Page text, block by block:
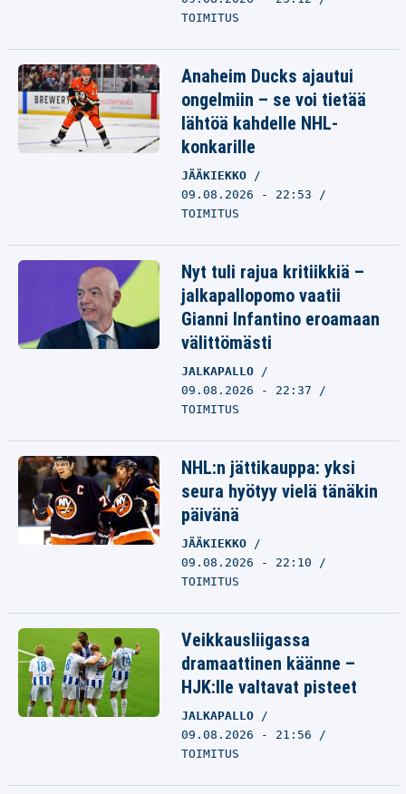
TOIMITUS
Anaheim Ducks ajautui
ongelmiin – se voi tietää
lähtöä kahdelle NHL-
konkarille
JÄÄKIEKKO
09.08.2026 - 22:53
TOIMITUS
Nyt tuli rajua kritiikkiä –
jalkapallopomo vaatii
Gianni Infantino eroamaan
välittömästi
JALKAPALLO
09.08.2026 - 22:37
TOIMITUS
NHL:n jättikauppa: yksi
seura hyötyy vielä tänäkin
päivänä
JÄÄKIEKKO
09.08.2026 - 22:10
TOIMITUS
Veikkausliigassa
dramaattinen käänne –
HJK:lle valtavat pisteet
JALKAPALLO
09.08.2026 - 21:56
TOIMITUS